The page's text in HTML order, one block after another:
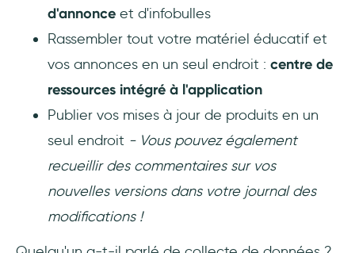
d'annonce et d'infobulles
Rassembler tout votre matériel éducatif et
vos annonces en un seul endroit : centre de
ressources intégré à l'application
Publier vos mises à jour de produits en un
seul endroit - Vous pouvez également
recueillir des commentaires sur vos
nouvelles versions dans votre journal des
modifications !